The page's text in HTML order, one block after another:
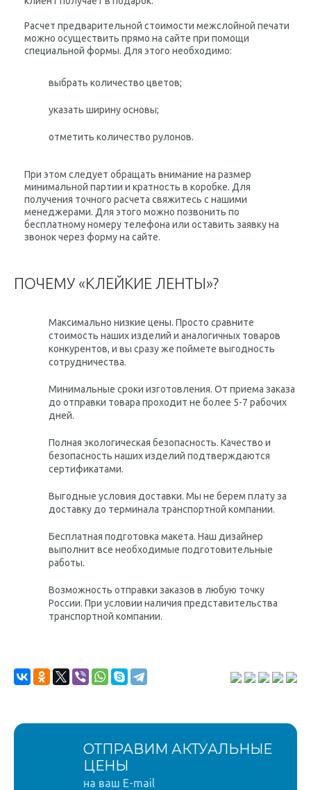
Расчет предварительной стоимости межслойной печати
можно осуществить прямо на сайте при помощи
специальной формы. Для этого необходимо:
выбрать количество цветов;
указать ширину основы;
отметить количество рулонов.
При этом следует обращать внимание на размер
минимальной партии и кратность в коробке. Для
получения точного расчета свяжитесь с нашими
менеджерами. Для этого можно позвонить по
бесплатному номеру телефона или оставить заявку на
звонок через форму на сайте.
ПОЧЕМУ «КЛЕЙКИЕ ЛЕНТЫ»?
Максимально низкие цены. Просто сравните
стоимость наших изделий и аналогичных товаров
конкурентов, и вы сразу же поймете выгодность
сотрудничества.
Минимальные сроки изготовления. От приема заказа
до отправки товара проходит не более 5-7 рабочих
дней.
Полная экологическая безопасность. Качество и
безопасность наших изделий подтверждаются
сертификатами.
Выгодные условия доставки. Мы не берем плату за
доставку до терминала транспортной компании.
Бесплатная подготовка макета. Наш дизайнер
выполнит все необходимые подготовительные
работы.
Возможность отправки заказов в любую точку
России. При условии наличия представительства
транспортной компании.
ОТПРАВИМ АКТУАЛЬНЫЕ
ЦЕНЫ
на ваш E-mail